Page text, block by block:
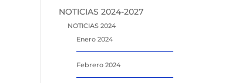
NOTICIAS 2024-2027
NOTICIAS 2024
Enero 2024
Febrero 2024